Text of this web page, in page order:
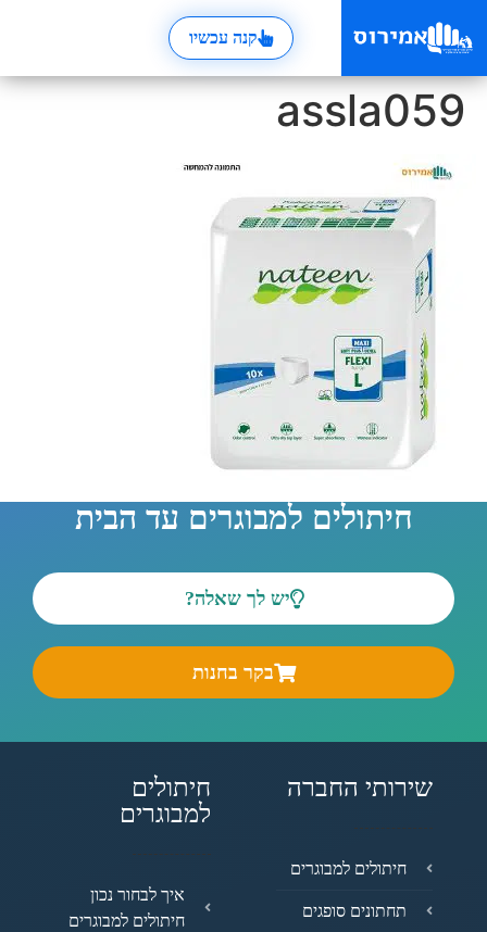
קנה עכשיו
assla059
חיתולים למבוגרים עד הבית
יש לך שאלה?
בקר בחנות
שירותי החברה
חיתולים למבוגרים
תחתונים סופגים
חיתולים
למבוגרים
איך לבחור נכון
חיתולים למבוגרים